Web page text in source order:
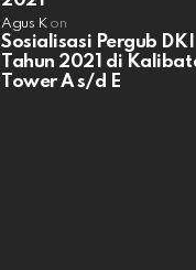
Agus Kon
Sosialisasi Pergub
Tahun 2021 di
Tower A s/d E